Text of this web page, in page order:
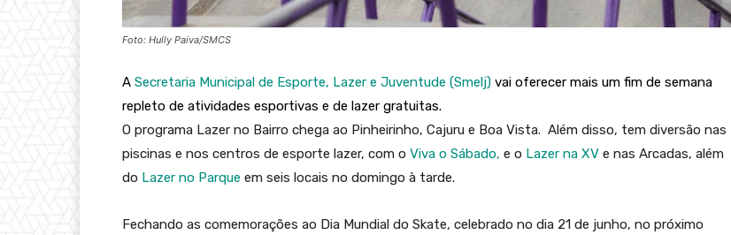
Foto: Hully Paiva/SMCS
A Secretaria Municipal de Esporte, Lazer e Juventude (Smelj) vai oferecer mais um fim de semana
repleto de atividades esportivas e de lazer gratuitas.
O programa Lazer no Bairro chega ao Pinheirinho, Cajuru e Boa Vista. Além disso, tem diversão nas
piscinas e nos centros de esporte lazer, com o Viva o Sábado, e o Lazer na XV e nas Arcadas, além
do Lazer no Parque em seis locais no domingo à tarde.
Fechando as comemorações ao Dia Mundial do Skate, celebrado no dia 21 de junho, no próximo